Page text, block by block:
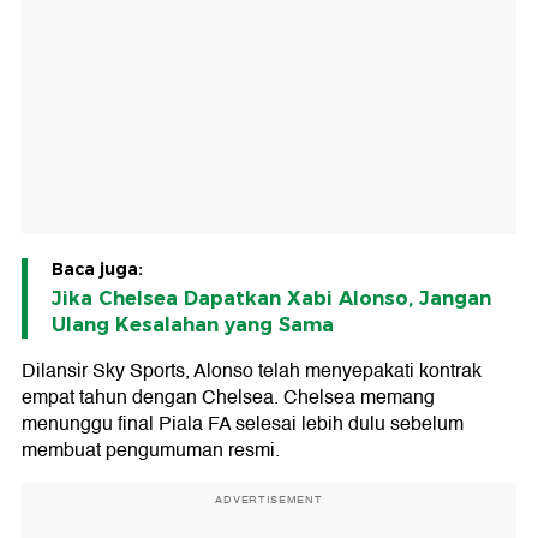
Baca juga:
Jika Chelsea Dapatkan Xabi Alonso, Jangan
Ulang Kesalahan yang Sama
Dilansir Sky Sports, Alonso telah menyepakati kontrak
empat tahun dengan Chelsea. Chelsea memang
menunggu final Piala FA selesai lebih dulu sebelum
membuat pengumuman resmi.
ADVERTISEMENT